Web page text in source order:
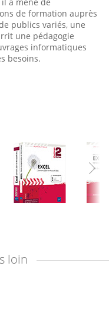
de formation auprès
publics variés, une
une pédagogie
informatiques
besoins.
loin